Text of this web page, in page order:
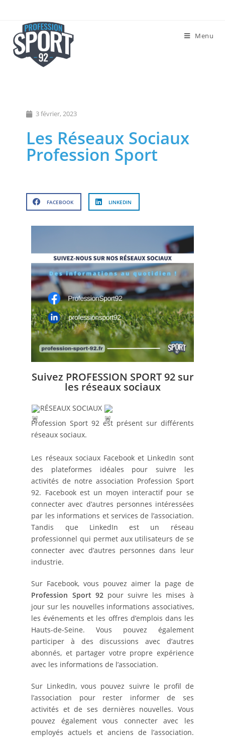
Menu
3 février, 2023
Les Réseaux Sociaux
Profession Sport
FACEBOOK LINKEDIN
Suivez PROFESSION SPORT 92 sur
les réseaux sociaux
RÉSEAUX SOCIAUX
Profession Sport 92 est présent sur différents
réseaux sociaux.
Les réseaux sociaux Facebook et LinkedIn sont
des plateformes idéales pour suivre les
activités de notre association Profession Sport
92. Facebook est un moyen interactif pour se
connecter avec d’autres personnes intéressées
par les informations et services de l’association.
Tandis que LinkedIn est un réseau
professionnel qui permet aux utilisateurs de se
connecter avec d’autres personnes dans leur
industrie.
Sur Facebook, vous pouvez aimer la page de
Profession Sport 92pour suivre les mises à
jour sur les nouvelles informations associatives,
les événements et les offres d’emplois dans les
Hauts-de-Seine. Vous pouvez également
participer à des discussions avec d’autres
abonnés, et partager votre propre expérience
avec les informations de l’association.
Sur LinkedIn, vous pouvez suivre le profil de
l’association pour rester informer de ses
activités et de ses dernières nouvelles. Vous
pouvez également vous connecter avec les
employés actuels et anciens de l’association.